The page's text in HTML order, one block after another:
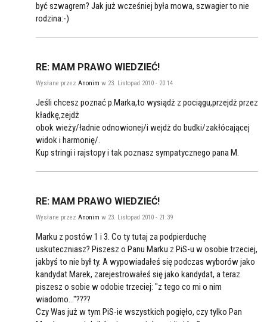
być szwagrem? Jak już wcześniej była mowa, szwagier to nie
rodzina:-)
RE: MAM PRAWO WIEDZIEĆ!
Wysłane przez Anonim w 23. Listopad 2010 - 20:14
Jeśli chcesz poznać p.Marka,to wysiądż z pociągu,przejdż przez
kładkę,zejdż
obok wieży/ładnie odnowionej/i wejdż do budki/zakłócającej
widok i harmonię/.
Kup stringi i rajstopy i tak poznasz sympatycznego pana M.
RE: MAM PRAWO WIEDZIEĆ!
Wysłane przez Anonim w 23. Listopad 2010 - 21:39
Marku z postów 1 i 3. Co ty tutaj za podpierduchę
uskuteczniasz? Piszesz o Panu Marku z PiS-u w osobie trzeciej,
jakbyś to nie był ty. A wypowiadałeś się podczas wyborów jako
kandydat Marek, zarejestrowałeś się jako kandydat, a teraz
piszesz o sobie w odobie trzeciej: "z tego co mi o nim
wiadomo..."????
Czy Was już w tym PiS-ie wszystkich pogięło, czy tylko Pan